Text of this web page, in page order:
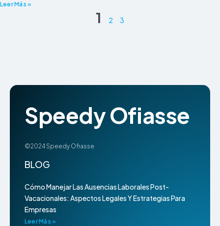
Leer Más »
1 2 3
Speedy Ofiasse
©2024 Speedy Ofiasse
BLOG
Cómo Manejar Las Ausencias Laborales Post-
Vacacionales: Aspectos Legales Y Estrategias Para
Empresas
Leer Más »